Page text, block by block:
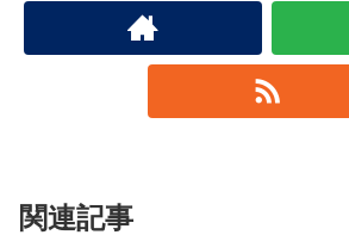
関連記事